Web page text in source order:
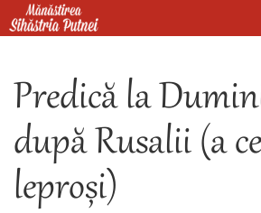
Mergi la conţinutul principal
Predică la
după Rusalii (a
leproși)